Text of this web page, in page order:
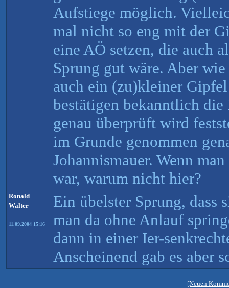
Aufstiege möglich.
mal nicht so eng mit der
eine AÖ setzen, die auch
Sprung gut wäre. Aber
auch ein (zu)kleiner
bestätigen bekanntlich
genau überprüft wird
im Grunde genommen
Johannismauer. Wenn
war, warum nicht hier?
Ronald
Walter
11.09.2004 15:16
Ein übelster Sprung, dass
man da ohne Anlauf
dann in einer Ier-
Anscheinend gab es aber
[Neuen